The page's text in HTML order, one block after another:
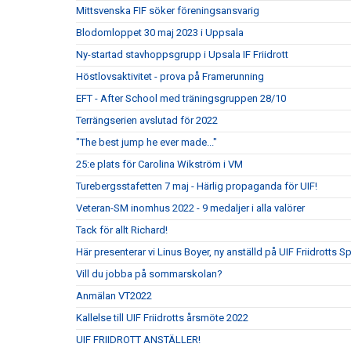
Mittsvenska FIF söker föreningsansvarig
Blodomloppet 30 maj 2023 i Uppsala
Ny-startad stavhoppsgrupp i Upsala IF Friidrott
Höstlovsaktivitet - prova på Framerunning
EFT - After School med träningsgruppen 28/10
Terrängserien avslutad för 2022
"The best jump he ever made..."
25:e plats för Carolina Wikström i VM
Turebergsstafetten 7 maj - Härlig propaganda för UIF!
Veteran-SM inomhus 2022 - 9 medaljer i alla valörer
Tack för allt Richard!
Här presenterar vi Linus Boyer, ny anställd på UIF Friidrotts
Vill du jobba på sommarskolan?
Anmälan VT2022
Kallelse till UIF Friidrotts årsmöte 2022
UIF FRIIDROTT ANSTÄLLER!